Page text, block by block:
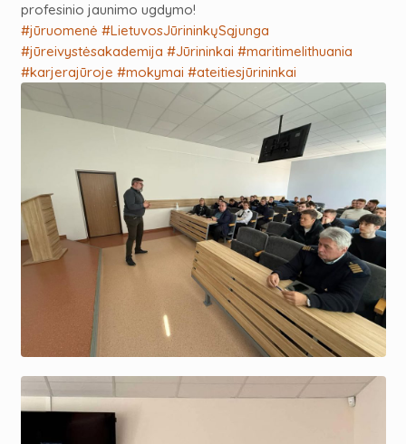
profesinio jaunimo ugdymo!
#jūruomenė #LietuvosJūrininkųSąjunga
#jūreivystėsakademija #Jūrininkai #maritimelithuania
#karjerajūroje #mokymai #ateitiesjūrininkai